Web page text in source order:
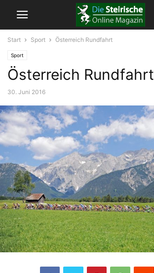
Start Sport Österreich Rundfahrt
Sport
Österreich Rundfahrt
30. Juni 2016